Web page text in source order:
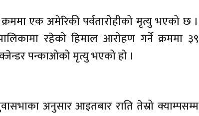
एक अमेरिकी पर्वतारोहीको मृत्यु भएको छ ।
रहेको हिमाल आरोहण गर्ने क्रममा ३९
पन्काओको मृत्यु भएको हो ।
अनुसार आइतबार राति तेस्रो क्याम्पसम्म